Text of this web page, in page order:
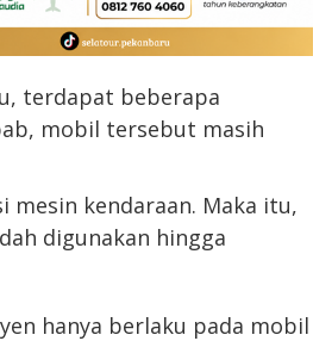
terdapat beberapa
mobil tersebut masih
mesin kendaraan. Maka itu,
digunakan hingga
hanya berlaku pada mobil